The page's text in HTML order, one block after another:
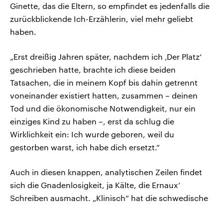
Ginette, das die Eltern, so empfindet es jedenfalls die
zurückblickende Ich-Erzählerin, viel mehr geliebt
haben.
„Erst dreißig Jahren später, nachdem ich ‚Der Platz‘
geschrieben hatte, brachte ich diese beiden
Tatsachen, die in meinem Kopf bis dahin getrennt
voneinander existiert hatten, zusammen – deinen
Tod und die ökonomische Notwendigkeit, nur ein
einziges Kind zu haben –, erst da schlug die
Wirklichkeit ein: Ich wurde geboren, weil du
gestorben warst, ich habe dich ersetzt.“
Auch in diesen knappen, analytischen Zeilen findet
sich die Gnadenlosigkeit, ja Kälte, die Ernaux’
Schreiben ausmacht. „Klinisch“ hat die schwedische